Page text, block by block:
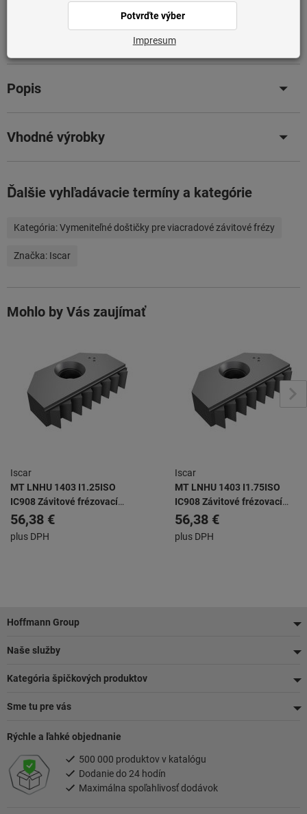
Podrobnosti o výrobku
Popis
Vhodné výrobky
Ďalšie vyhľadávacie termíny a kategórie
Kategória:Vymeniteľné doštičky pre viacradové závitové frézy
Značka: Iscar
Mohlo by Vás zaujímať
Iscar
MT LNHU 1403 I1.25ISO
IC908 Závitové frézovací
destičky pro výrobu
metrických vnitřních závitů
ISO
56,38 €
plus DPH
Iscar
MT LNHU 1403 I1.75ISO
IC908 Závitové frézovací
destičky pro výrobu
metrických vnitřních závitů
ISO
56,38 €
plus DPH
Pätička
Hoffmann Group
Naše služby
Kategória špičkových produktov
Sme tu pre vás
Rýchle a ľahké objednanie
500 000 produktov v katalógu
Dodanie do 24 hodín
Maximálna spoľahlivosť dodávok